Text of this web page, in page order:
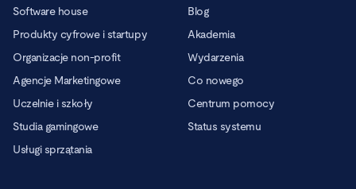
Software house
Produkty cyfrowe i startupy
Organizacje non-profit
Agencje Marketingowe
Uczelnie i szkoły
Studia gamingowe
Usługi sprzątania
Blog
Akademia
Wydarzenia
Co nowego
Centrum pomocy
Status systemu